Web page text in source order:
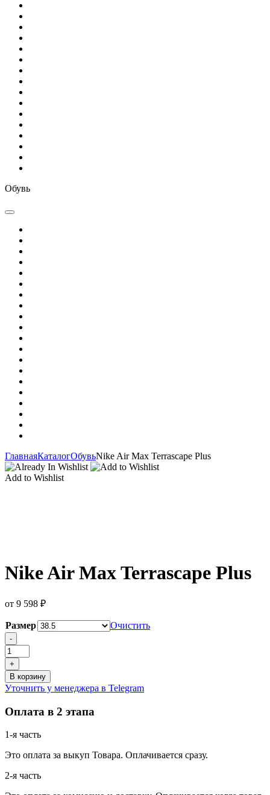
Обувь
ГлавнаяКаталогОбувьNike Air Max Terrascape Plus
Add to Wishlist
Nike Air Max Terrascape Plus
от 9 598 ₽
Размер
Очистить
Количество
товара
Nike
Air
Max
Terrascape
-
+
В корзину
Уточнить у менеджера в Telegram
Оплата в 2 этапа
1-я часть
Это оплата за выкуп Товара. Оплачивается сразу.
2-я часть